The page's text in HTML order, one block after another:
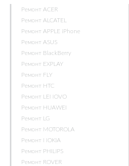
Ремонт ACER
Ремонт ALCATEL
Ремонт APPLE iPhone
Ремонт ASUS
Ремонт BlackBerry
Ремонт EXPLAY
Ремонт FLY
Ремонт HTC
Ремонт LENOVO
Ремонт HUAWEI
Ремонт LG
Ремонт MOTOROLA
Ремонт NOKIA
Ремонт PHILIPS
Ремонт ROVER